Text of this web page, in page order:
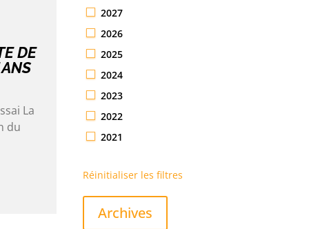
DE
La
du
2027
2026
2025
2024
2023
2022
2021
Réinitialiser les filtres
Archives